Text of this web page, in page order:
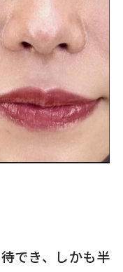
でき、しかも半